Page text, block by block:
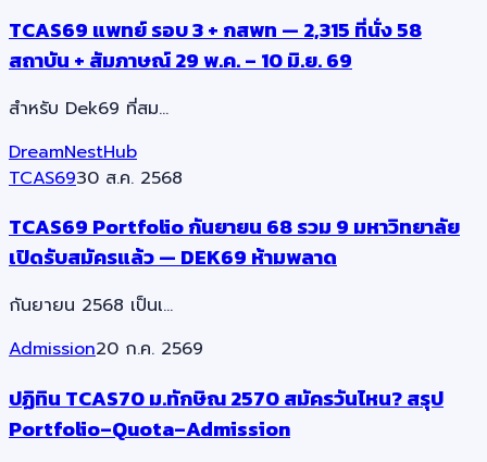
TCAS69 แพทย์ รอบ 3 + กสพท — 2,315 ที่นั่ง 58
สถาบัน + สัมภาษณ์ 29 พ.ค. – 10 มิ.ย. 69
สำหรับ Dek69 ที่สม…
DreamNestHub
TCAS6930 ส.ค. 2568
TCAS69 Portfolio กันยายน 68 รวม 9 มหาวิทยาลัย
เปิดรับสมัครแล้ว — DEK69 ห้ามพลาด
กันยายน 2568 เป็นเ…
Admission20 ก.ค. 2569
ปฏิทิน TCAS70 ม.ทักษิณ 2570 สมัครวันไหน? สรุป
Portfolio–Quota–Admission